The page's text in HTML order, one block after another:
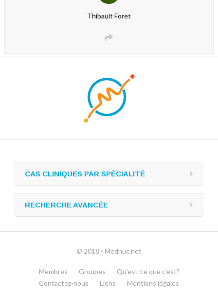
Thibault Foret
CAS CLINIQUES PAR SPÉCIALITÉ
RECHERCHE AVANCÉE
© 2018 - Mednuc.net
Membres Groupes
Qu’est-ce que c’est?
Contactez-nous
Liens Mentions légales